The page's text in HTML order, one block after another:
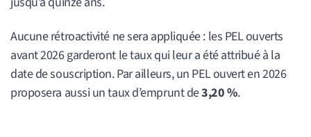
Aucune rétroactivité ne sera appliquée : les PEL ouverts
avant 2026 garderont le taux qui leur a été attribué à la
date de souscription. Par ailleurs, un PEL ouvert en 2026
proposera aussi un taux d’emprunt de3,20 %.